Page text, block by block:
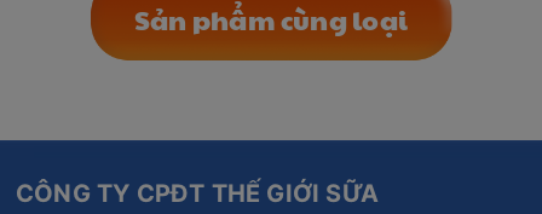
Sản phẩm cùng loại
CÔNG TY CPĐT THẾ GIỚI SỮA